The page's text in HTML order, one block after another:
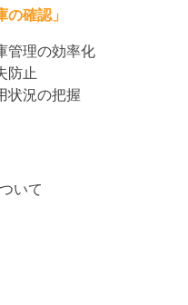
の確認」
管理の効率化
防止
状況の把握
いて